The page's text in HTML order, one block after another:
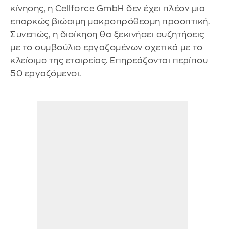
κίνησης, η Cellforce GmbH δεν έχει πλέον μια
επαρκώς βιώσιμη μακροπρόθεσμη προοπτική.
Συνεπώς, η διοίκηση θα ξεκινήσει συζητήσεις
με το συμβούλιο εργαζομένων σχετικά με το
κλείσιμο της εταιρείας. Επηρεάζονται περίπου
50 εργαζόμενοι.